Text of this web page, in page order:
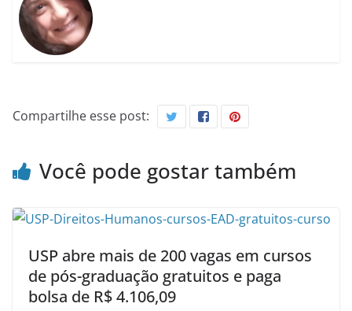
Compartilhe esse post:
Você pode gostar também
USP abre mais de 200 vagas em cursos
de pós-graduação gratuitos e paga
bolsa de R$ 4.106,09